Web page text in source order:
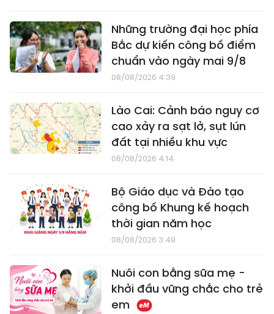
Những trường đại học phía
Bắc dự kiến công bố điểm
chuẩn vào ngày mai 9/8
08/08/2026 4:39
Lào Cai: Cảnh báo nguy cơ
cao xảy ra sạt lở, sụt lún
đất tại nhiều khu vực
08/08/2026 4:14
Bộ Giáo dục và Đào tạo
công bố Khung kế hoạch
thời gian năm học
08/08/2026 3:49
Nuôi con bằng sữa mẹ -
khởi đầu vững chắc cho trẻ
em